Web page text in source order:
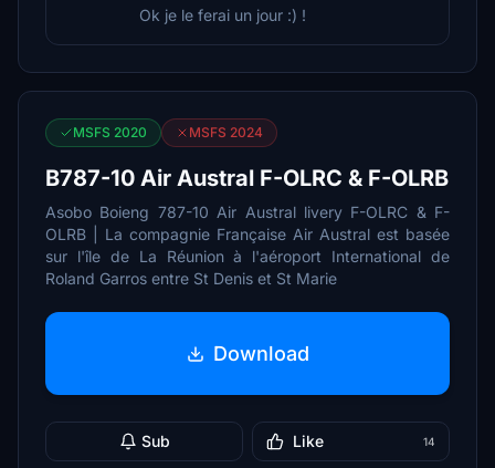
Ok je le ferai un jour :) !
MSFS 2020 MSFS 2024
B787-10 Air Austral F-OLRC & F-OLRB
Asobo Boieng 787-10 Air Austral livery F-OLRC & F-
OLRB | La compagnie Française Air Austral est basée
sur l'île de La Réunion à l'aéroport International de
Roland Garros entre St Denis et St Marie
Download
Sub Like 14